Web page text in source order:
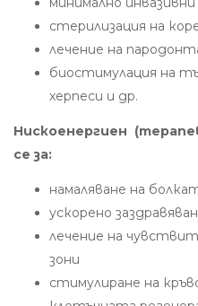
стерилизация на
лечение на
биостимулация на
херпеси и др.
Нискоенергиен
се за:
намаляване на
ускорено
лечение на
зони
стимулиране на